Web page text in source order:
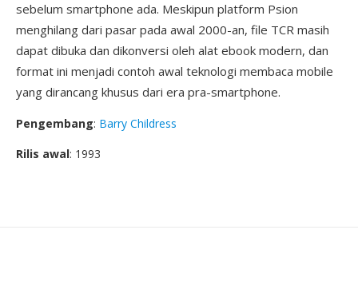
sebelum smartphone ada. Meskipun platform Psion
menghilang dari pasar pada awal 2000-an, file TCR masih
dapat dibuka dan dikonversi oleh alat ebook modern, dan
format ini menjadi contoh awal teknologi membaca mobile
yang dirancang khusus dari era pra-smartphone.
Pengembang: Barry Childress
Rilis awal: 1993